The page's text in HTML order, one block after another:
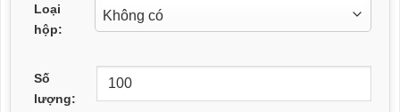
Loại
hộp:
Số
lượng: